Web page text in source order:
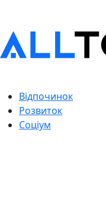
Відпочинок
Розвиток
Соціум